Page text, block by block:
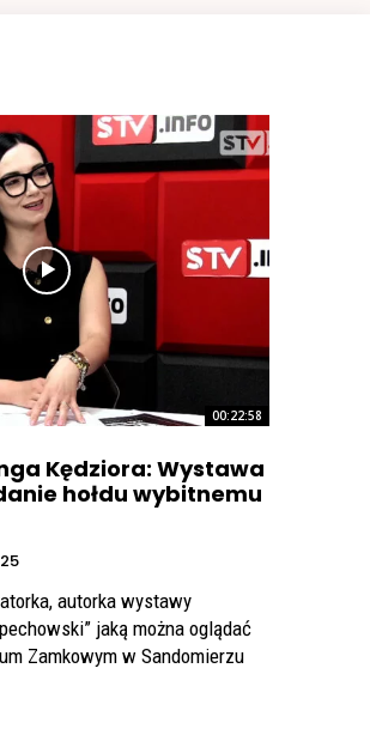
00:22:58
Kędziora: Wystawa
hołdu wybitnemu
autorka wystawy
jaką można oglądać
Zamkowym w Sandomierzu